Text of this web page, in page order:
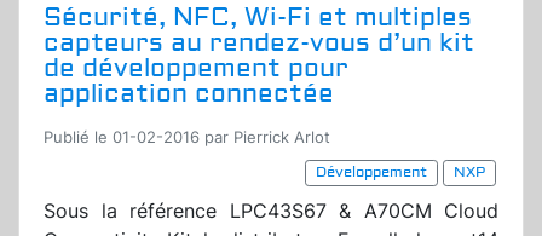
Sécurité, NFC, Wi-Fi et multiples
capteurs au rendez-vous d’un kit
de développement pour
application connectée
Publié le 01-02-2016 par Pierrick Arlot
Développement
NXP
Sous la référence LPC43S67 & A70CM Cloud